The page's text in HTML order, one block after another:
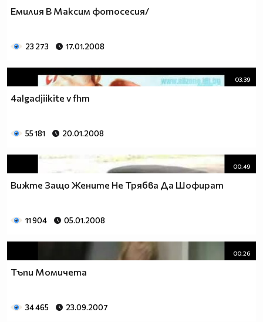
Емилия В Максим фотосесия/
23 273 17.01.2008
03:39
4algadjiikite v fhm
55 181 20.01.2008
00:49
Вижте Защо Жените Не Трябва Да Шофират
11 904 05.01.2008
00:26
Тъпи Момичета
34 465 23.09.2007